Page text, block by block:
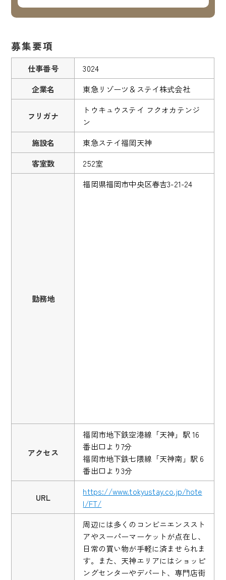
募集要項
仕事番号
3024
企業名
東急リゾーツ＆ステイ株式会社
フリガナ
トウキュウステイ フクオカテンジ
ン
施設名
東急ステイ福岡天神
客室数
252室
勤務地
福岡県福岡市中央区春吉3-21-24
アクセス
福岡市地下鉄空港線「天神」駅 16
番出口より7分
福岡市地下鉄七隈線「天神南」駅 6
番出口より3分
URL
https://www.tokyustay.co.jp/hote
l/FT/
周辺には多くのコンビニエンススト
アやスーパーマーケットが点在し、
日常の買い物が手軽に済ませられま
す。また、天神エリアにはショッピ
ングセンターやデパート、専門店街